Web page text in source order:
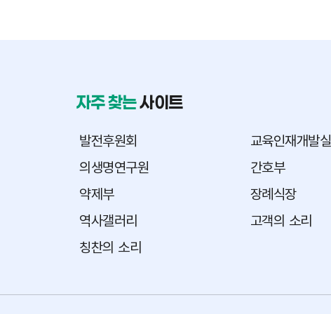
자주 찾는사이트
발전후원회
교육인재개발실
의생명연구원
간호부
약제부
장례식장
역사갤러리
고객의 소리
칭찬의 소리